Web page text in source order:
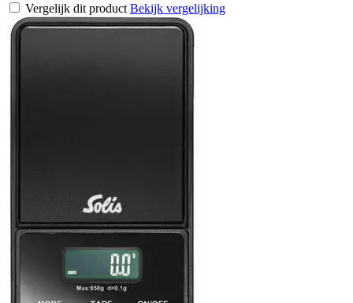
Vergelijk dit product Bekijk vergelijking